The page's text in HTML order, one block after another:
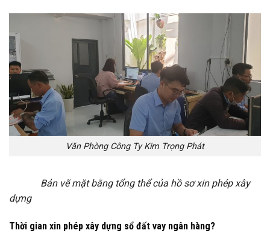
Văn Phòng Công Ty Kim Trọng Phát
Bản vẽ mặt bằng tổng thể của hồ sơ xin phép xây
dựng
Thời gian xin phép xây dựng sổ đất vay ngân hàng?